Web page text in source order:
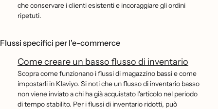
che conservare i clienti esistenti e incoraggiare gli ordini
ripetuti.
Flussi specifici per l'e-commerce
Come creare un basso flusso di inventario
Scopra come funzionano i flussi di magazzino bassi e come
impostarli in Klaviyo. Si noti che un flusso di inventario basso
non viene inviato a chi ha già acquistato l'articolo nel periodo
di tempo stabilito. Per i flussi di inventario ridotti, può